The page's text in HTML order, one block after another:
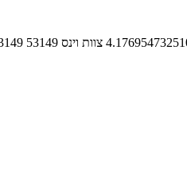
צוות וינס 53149